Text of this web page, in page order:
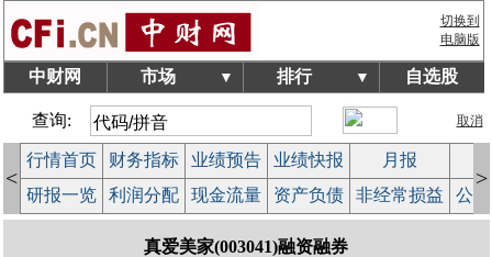
切换到
电脑版
中财网 市场 ▼ 排行 ▼ 自选股
查询: 取消
<
行情首页 财务指标 业绩预告 业绩快报 月报
研报一览
利润分配 现金流量 资产负债 非经常损益 公
>
真爱美家(003041)融资融券